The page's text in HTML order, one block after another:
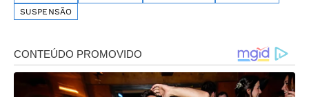
SUSPENSÃO